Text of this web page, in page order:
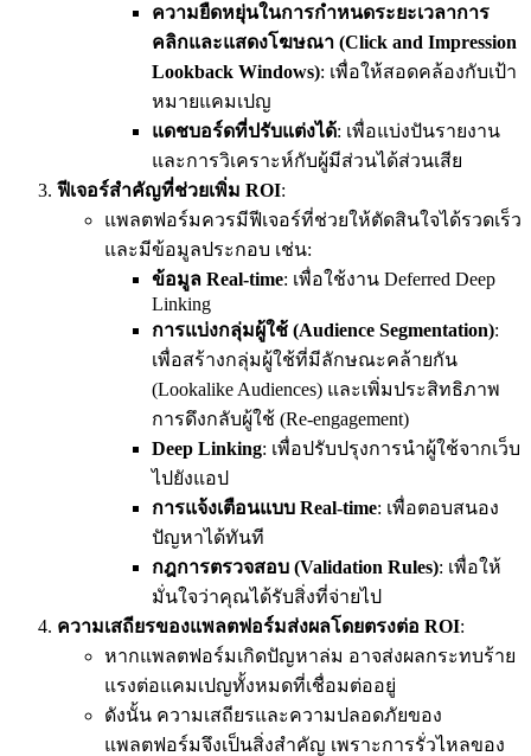
ความยืดหยุ่นในการกำหนดระยะเวลาการ
คลิกและแสดงโฆษณา (Click and Impression
Lookback Windows): เพื่อให้สอดคล้องกับเป้า
หมายแคมเปญ
แดชบอร์ดที่ปรับแต่งได้: เพื่อแบ่งปันรายงาน
และการวิเคราะห์กับผู้มีส่วนได้ส่วนเสีย
ฟีเจอร์สำคัญที่ช่วยเพิ่ม ROI:
แพลตฟอร์มควรมีฟีเจอร์ที่ช่วยให้ตัดสินใจได้รวดเร็ว
และมีข้อมูลประกอบ เช่น:
ข้อมูล Real-time: เพื่อใช้งาน Deferred Deep
Linking
การแบ่งกลุ่มผู้ใช้ (Audience Segmentation):
เพื่อสร้างกลุ่มผู้ใช้ที่มีลักษณะคล้ายกัน
(Lookalike Audiences) และเพิ่มประสิทธิภาพ
การดึงกลับผู้ใช้ (Re-engagement)
Deep Linking: เพื่อปรับปรุงการนำผู้ใช้จากเว็บ
ไปยังแอป
การแจ้งเตือนแบบ Real-time: เพื่อตอบสนอง
ปัญหาได้ทันที
กฎการตรวจสอบ (Validation Rules): เพื่อให้
มั่นใจว่าคุณได้รับสิ่งที่จ่ายไป
ความเสถียรของแพลตฟอร์มส่งผลโดยตรงต่อ ROI:
หากแพลตฟอร์มเกิดปัญหาล่ม อาจส่งผลกระทบร้าย
แรงต่อแคมเปญทั้งหมดที่เชื่อมต่ออยู่
ดังนั้น ความเสถียรและความปลอดภัยของ
แพลตฟอร์มจึงเป็นสิ่งสำคัญ เพราะการรั่วไหลของ